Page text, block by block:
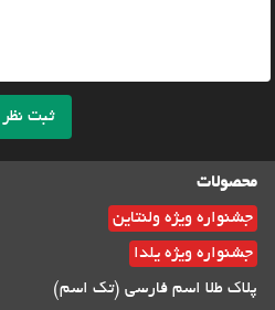
ثبت نظر
محصولات
جشنواره ویژه ولنتاین
جشنواره ویژه یلدا
پلاک طلا اسم فارسی (تک اسم)